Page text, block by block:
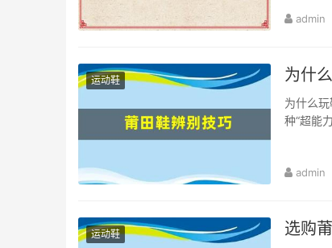
admin
运动鞋 为什
为什么
种“超能
admin
运动鞋 选购